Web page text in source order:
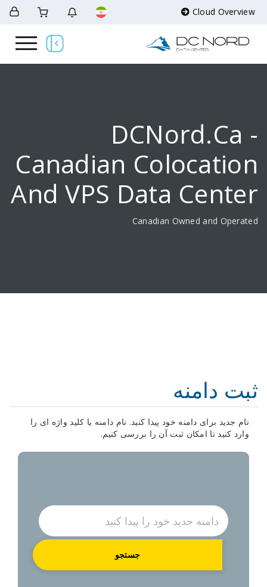
Canadian
And VPS Data
Canadian
خود پیدا کنید. نام دامنه یا کلید واژه ای را
ثبت آن را بررسی کنیم.